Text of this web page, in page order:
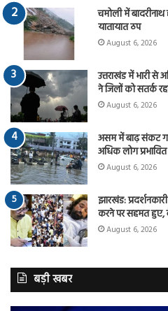
चमोली में
यातायात ठप
August 6, 2026
उत्तराखंड में भारी से
ने जिलों को सतर्क
August 6, 2026
असम में बाढ़ संकट
अधिक लोग प्रभावित
August 6, 2026
झारखंड:
करने पर सहमत हुए,
August 6, 2026
बड़ी खबर